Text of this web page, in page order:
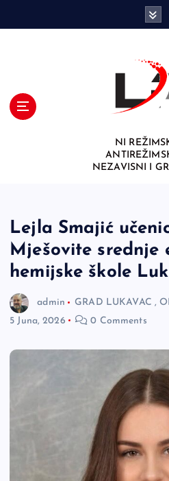
NI
NEZAVISNI I
Lejla Smajić
Mješovite srednje
hemijske škole
admin GRAD LUKAVAC ,
5 Juna, 2026
0 Comments